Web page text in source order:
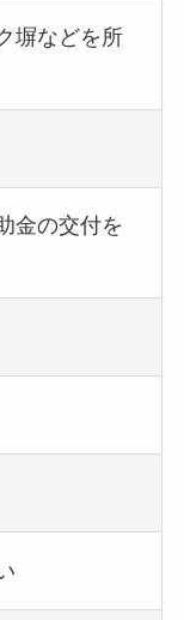
塀などを所
金の交付を